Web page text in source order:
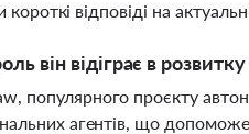
відповіді на
він відіграє в
популярного проєкту
агентів, що